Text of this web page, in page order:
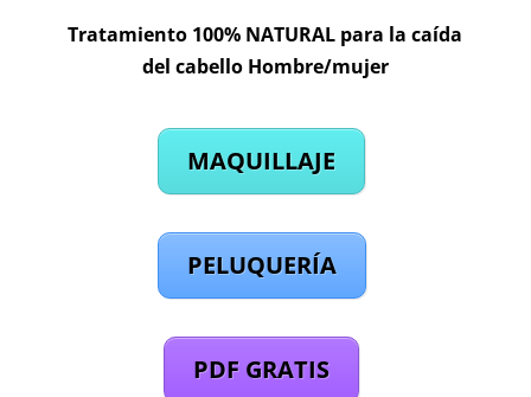
Tratamiento 100% NATURAL para la caída
del cabello Hombre/mujer
MAQUILLAJE
PELUQUERÍA
PDF GRATIS